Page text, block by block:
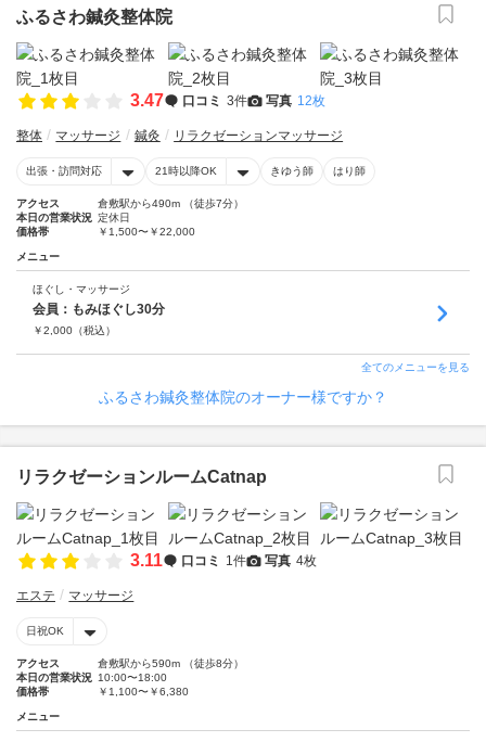
ふるさわ鍼灸整体院
3.47 口コミ 3件 写真 12枚
整体 マッサージ 鍼灸 リラクゼーションマッサージ
出張・訪問対応 21時以降OK きゆう師 はり師
アクセス
倉敷駅から490m （徒歩7分）
本日の営業状況 定休日
価格帯
￥1,500〜￥22,000
メニュー
ほぐし・マッサージ
会員：もみほぐし30分
￥2,000 （税込）
全てのメニューを見る
ふるさわ鍼灸整体院のオーナー様ですか？
リラクゼーションルームCatnap
3.11 口コミ 1件 写真 4枚
エステ マッサージ
日祝OK
アクセス
倉敷駅から590m （徒歩8分）
本日の営業状況 10:00〜18:00
価格帯
￥1,100〜￥6,380
メニュー